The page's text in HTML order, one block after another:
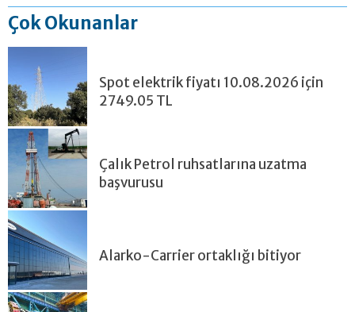
Çok Okunanlar
Spot elektrik fiyatı 10.08.2026 için
2749.05 TL
Çalık Petrol ruhsatlarına uzatma
başvurusu
Alarko-Carrier ortaklığı bitiyor